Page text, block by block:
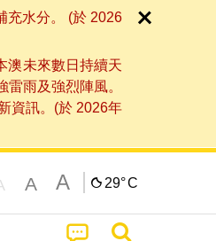
充水分。 (於 2026
澳未來數日持續天
雨及強烈陣風。
資訊。(於 2026年
A A 29°C